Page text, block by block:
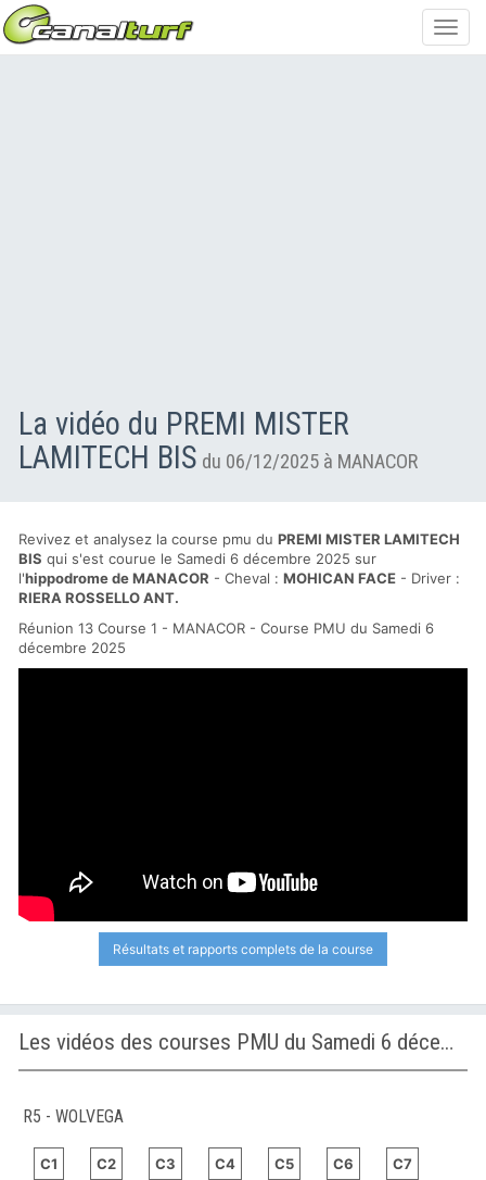
La vidéo du PREMI MISTER
LAMITECH BIS du 06/12/2025 à MANACOR
Revivez et analysez la course pmu du PREMI MISTER LAMITECH
BIS qui s'est courue le Samedi 6 décembre 2025 sur
l'hippodrome de MANACOR - Cheval : MOHICAN FACE - Driver :
RIERA ROSSELLO ANT.
Réunion 13 Course 1 - MANACOR - Course PMU du Samedi 6
décembre 2025
Résultats et rapports complets de la course
Les vidéos des courses PMU du Samedi 6 décembre 2025
R5 - WOLVEGA
C1 C2 C3 C4 C5 C6 C7